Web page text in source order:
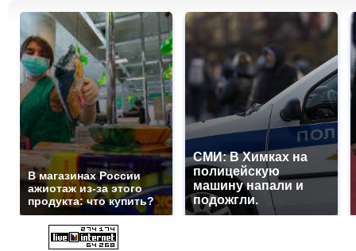
В магазинах России
ажиотаж из-за этого
продукта: что купить?
СМИ: В Химках на
полицейскую
машину напали и
подожгли.